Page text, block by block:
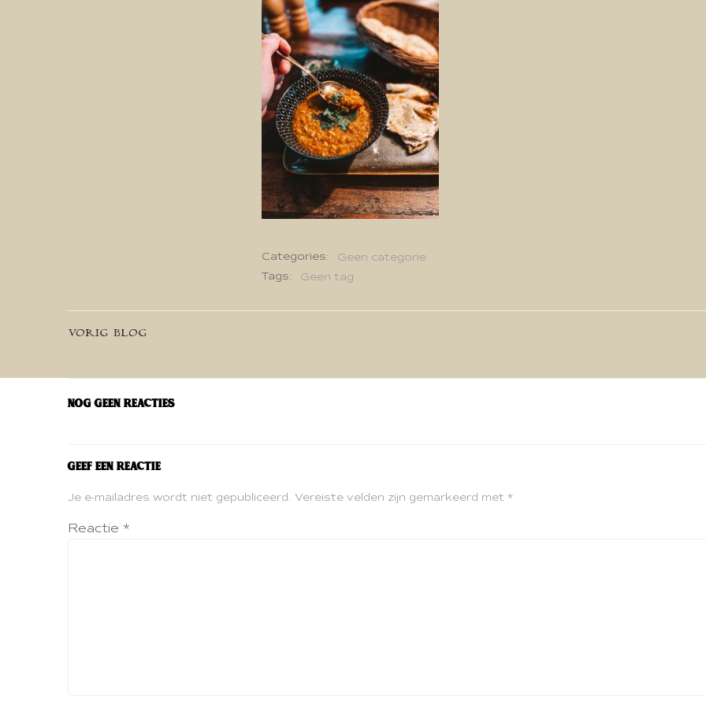
Categories:
Geen categorie
Tags:
Geen tag
Bericht
navigatie
VORIG BLOG
Nog geen reacties
Geef een reactie
Je e-mailadres wordt niet gepubliceerd. Vereiste velden zijn gemarkeerd met *
Reactie *